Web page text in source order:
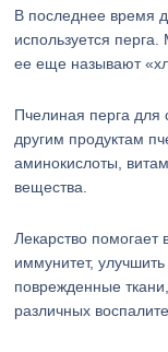
В последнее время
используется
ее еще называют
Пчелиная перга для
другим продуктам
аминокислоты,
вещества.
Лекарство помогает
иммунитет,
поврежденные
различных